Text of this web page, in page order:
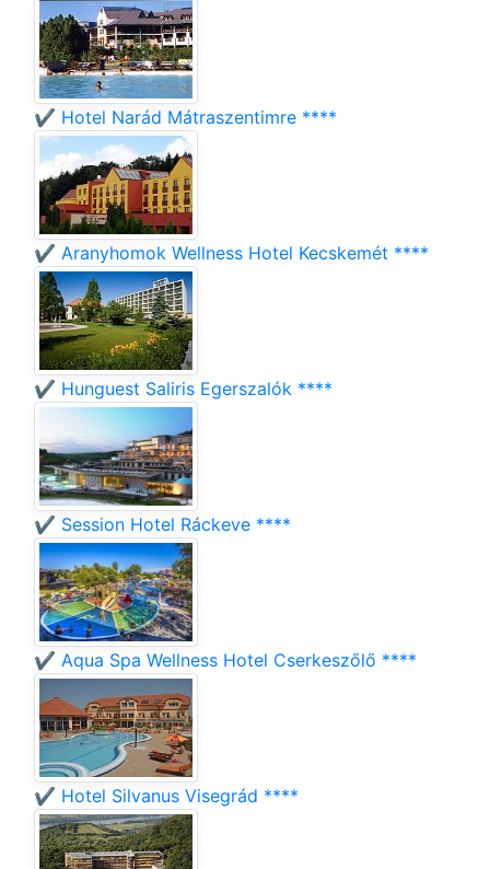
✔️ Hotel Narád Mátraszentimre ****
✔️ Aranyhomok Wellness Hotel Kecskemét ****
✔️ Hunguest Saliris Egerszalók ****
✔️ Session Hotel Ráckeve ****
✔️ Aqua Spa Wellness Hotel Cserkeszőlő ****
✔️ Hotel Silvanus Visegrád ****